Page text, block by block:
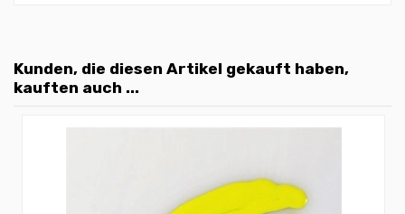
Kunden, die diesen Artikel gekauft haben,
kauften auch ...